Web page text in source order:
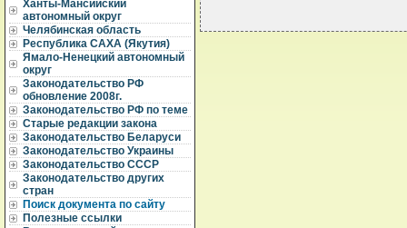
Ханты-Мансийский
автономный округ
Челябинская область
Республика САХА (Якутия)
Ямало-Ненецкий автономный
округ
Законодательство РФ
обновление 2008г.
Законодательство РФ по теме
Старые редакции закона
Законодательство Беларуси
Законодательство Украины
Законодательство СССР
Законодательство других
стран
Поиск документа по сайту
Полезные ссылки